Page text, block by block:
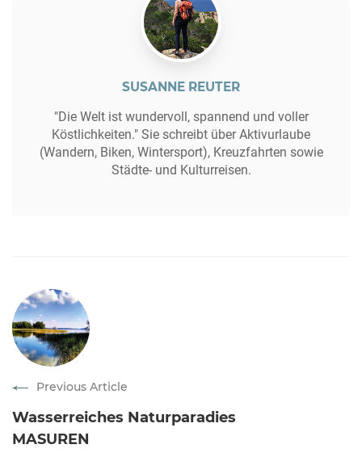
SUSANNE REUTER
"Die Welt ist wundervoll, spannend und voller
Köstlichkeiten." Sie schreibt über Aktivurlaube
(Wandern, Biken, Wintersport), Kreuzfahrten sowie
Städte- und Kulturreisen.
Previous Article
Wasserreiches Naturparadies
MASUREN